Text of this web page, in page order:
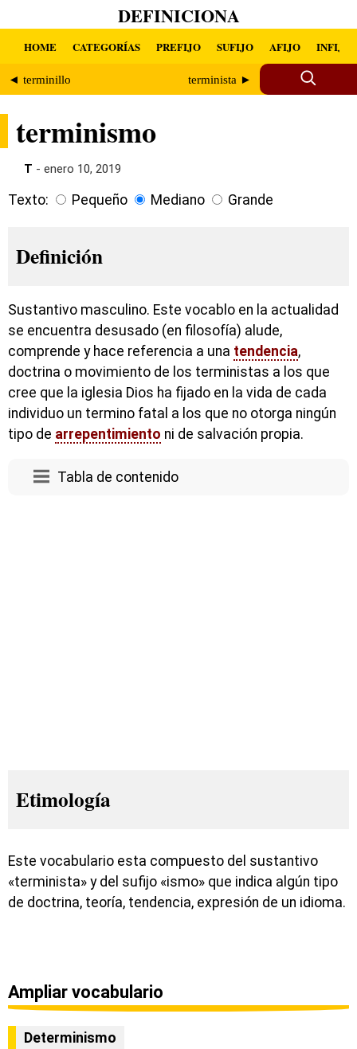
DEFINICIONA
HOME CATEGORÍAS PREFIJO SUFIJO AFIJO INFIJO
◄ terminillo terminista ►
terminismo
T - enero 10, 2019
Texto: Pequeño Mediano Grande
Definición
Sustantivo masculino. Este vocablo en la actualidad
se encuentra desusado (en filosofía) alude,
comprende y hace referencia a una tendencia,
doctrina o movimiento de los terministas a los que
cree que la iglesia Dios ha fijado en la vida de cada
individuo un termino fatal a los que no otorga ningún
tipo de arrepentimiento ni de salvación propia.
Tabla de contenido
Etimología
Este vocabulario esta compuesto del sustantivo
«terminista» y del sufijo «ismo» que indica algún tipo
de doctrina, teoría, tendencia, expresión de un idioma.
Ampliar vocabulario
Determinismo